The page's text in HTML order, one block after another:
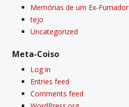
Memórias de um Ex-Fumador
tejo
Uncategorized
Meta-Coiso
Log in
Entries feed
Comments feed